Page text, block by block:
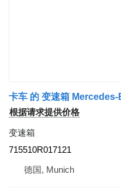
卡车 的 变速箱
根据请求提供价格
变速箱
715510R017121
德国, Munich